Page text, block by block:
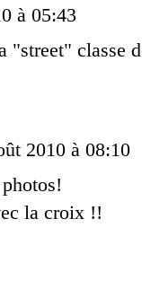
à 05:43
"street"
2010 à 08:10
la croix !!